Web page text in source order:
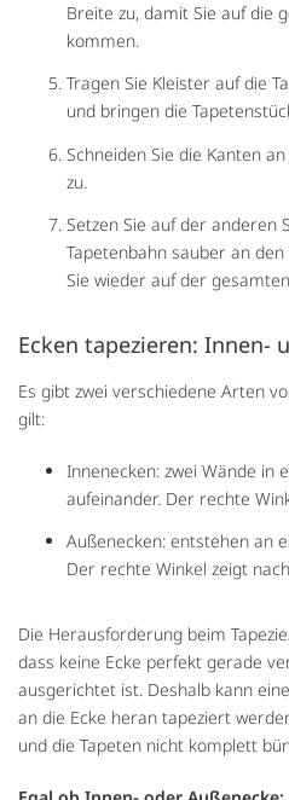
Breite zu, damit Sie auf die
kommen.
Tragen Sie Kleister auf die
und bringen die
Schneiden Sie die Kanten
zu.
Setzen Sie auf der anderen
Tapetenbahn sauber an
Sie wieder auf der
Ecken tapezieren: Innen-
Es gibt zwei verschiedene Arten
gilt:
Innenecken: zwei Wände in
aufeinander. Der rechte
Außenecken: entstehen an
Der rechte Winkel zeigt
Die Herausforderung beim
dass keine Ecke perfekt gerade
ausgerichtet ist. Deshalb kann
an die Ecke heran tapeziert
und die Tapeten nicht komplett